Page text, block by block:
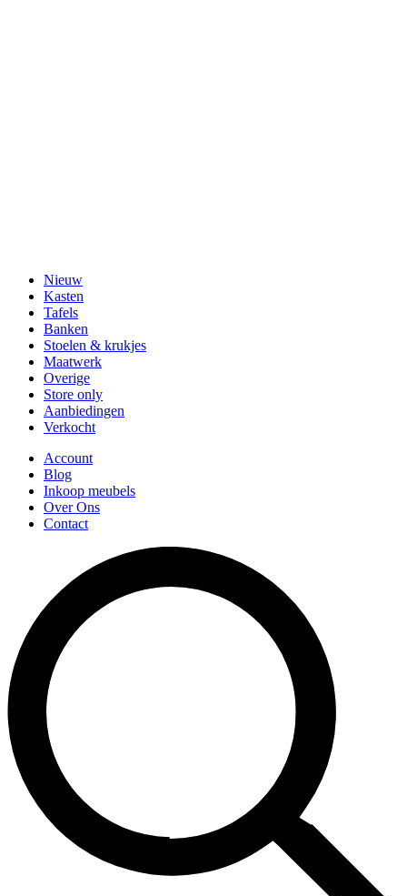
Nieuw
Kasten
Tafels
Banken
Stoelen & krukjes
Maatwerk
Overige
Store only
Aanbiedingen
Verkocht
Account
Blog
Inkoop meubels
Over Ons
Contact